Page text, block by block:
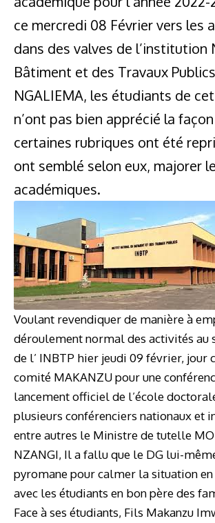
ce mercredi 08 Février vers les
dans des valves de l’institution
Bâtiment et des Travaux
NGALIEMA, les étudiants de
n’ont pas bien apprécié la
certaines rubriques ont été
ont semblé selon eux, majorer
académiques.
Voulant revendiquer de manière à
déroulement normal des activités au
de l’ INBTP hier jeudi 09 février, jour
comité MAKANZU pour une
lancement officiel de l’école
plusieurs conférenciers nationaux et
entre autres le Ministre de tutelle
NZANGI, Il a fallu que le DG lui-
pyromane pour calmer la situation en
avec les étudiants en bon père des
Face à ses étudiants, Fils Makanzu